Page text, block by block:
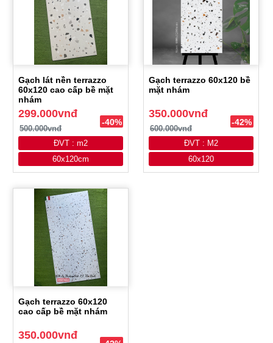
Gạch lát nền terrazzo
60x120 cao cấp bề mặt
nhám
299.000vnđ
500.000vnđ
-40%
ĐVT : m2
60x120cm
Gạch terrazzo 60x120 bề
mặt nhám
350.000vnđ
600.000vnđ
-42%
ĐVT : M2
60x120
Gạch terrazzo 60x120
cao cấp bề mặt nhám
350.000vnđ